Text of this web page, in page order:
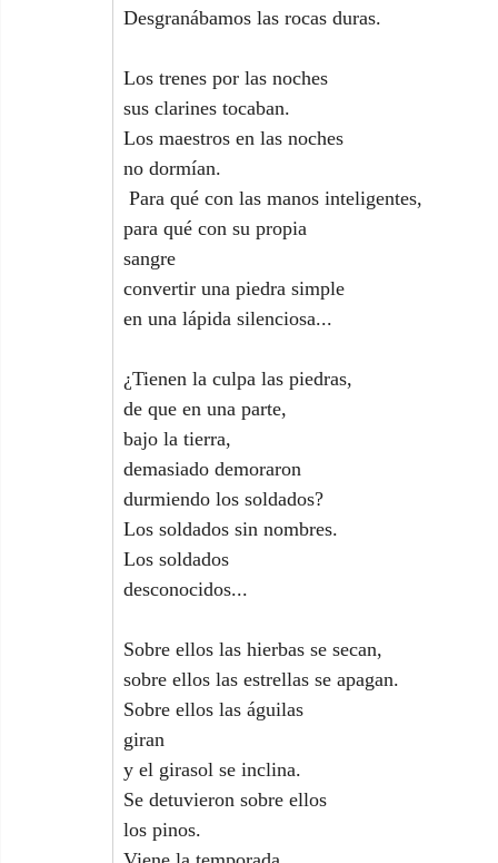
Desgranábamos las rocas duras.
Los trenes por las noches
sus clarines tocaban.
Los maestros en las noches
no dormían.
Para qué con las manos inteligentes,
para qué con su propia
sangre
convertir una piedra simple
en una lápida silenciosa...
¿Tienen la culpa las piedras,
de que en una parte,
bajo la tierra,
demasiado demoraron
durmiendo los soldados?
Los soldados sin nombres.
Los soldados
desconocidos...
Sobre ellos las hierbas se secan,
sobre ellos las estrellas se apagan.
Sobre ellos las águilas
giran
y el girasol se inclina.
Se detuvieron sobre ellos
los pinos.